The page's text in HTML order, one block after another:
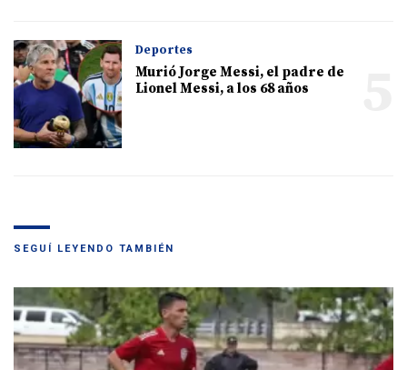
Deportes
Murió Jorge Messi, el padre de
Lionel Messi, a los 68 años
SEGUÍ LEYENDO TAMBIÉN